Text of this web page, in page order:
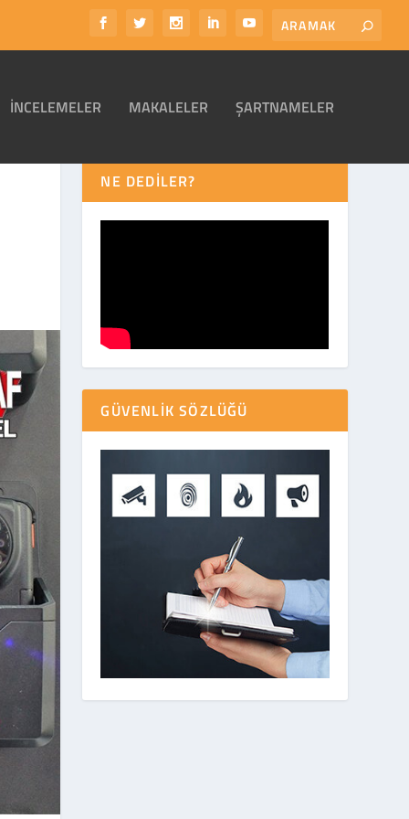
İNCELEMELER MAKALELER ŞARTNAMELER
NE DEDİLER?
GÜVENLIK SÖZLÜĞÜ